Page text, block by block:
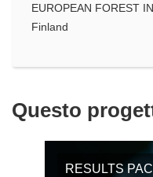
EUROPEAN FOREST
Finland
Questo
RESULTS